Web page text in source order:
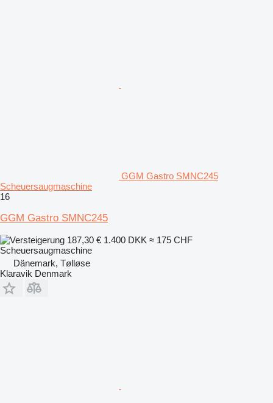
GGM Gastro SMNC245
Scheuersaugmaschine
16
GGM Gastro SMNC245
187,30 € 1.400 DKK ≈ 175 CHF
Scheuersaugmaschine
Dänemark, Tølløse
Klaravik Denmark